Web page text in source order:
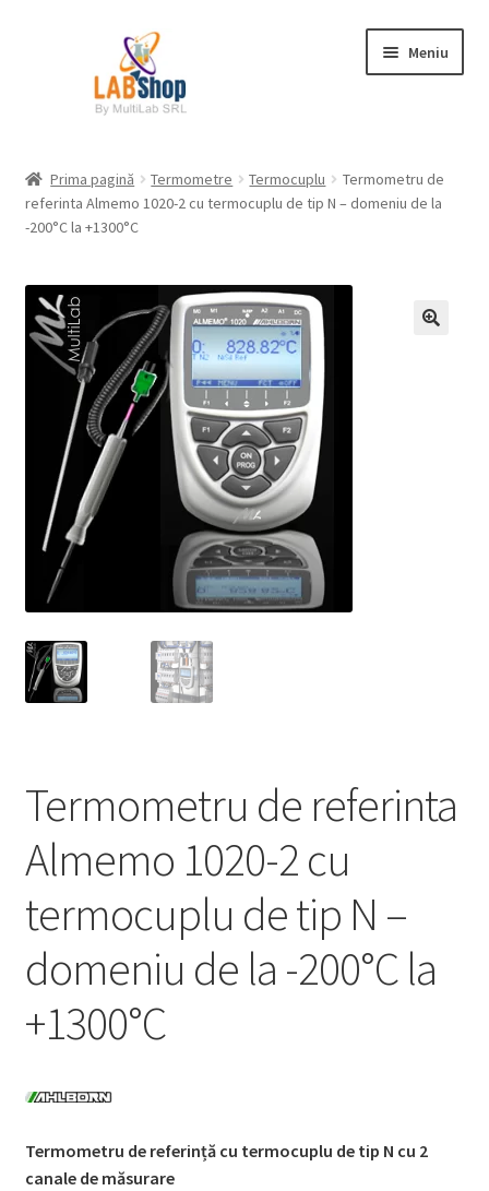
Meniu
Contul meu
Plată
Request a Quote
Condiții generale
Service
Contact
Prelucrarea datelor cu caracter personal
Prima pagină Termometre Termocuplu
Termometru de
referinta Almemo 1020-2 cu termocuplu de tip N – domeniu de la
-200°C la +1300°C
Termometru de referinta
Almemo 1020-2 cu
termocuplu de tip N –
domeniu de la -200°C la
+1300°C
Termometru de referință cu termocuplu de tip N cu 2
canale de măsurare